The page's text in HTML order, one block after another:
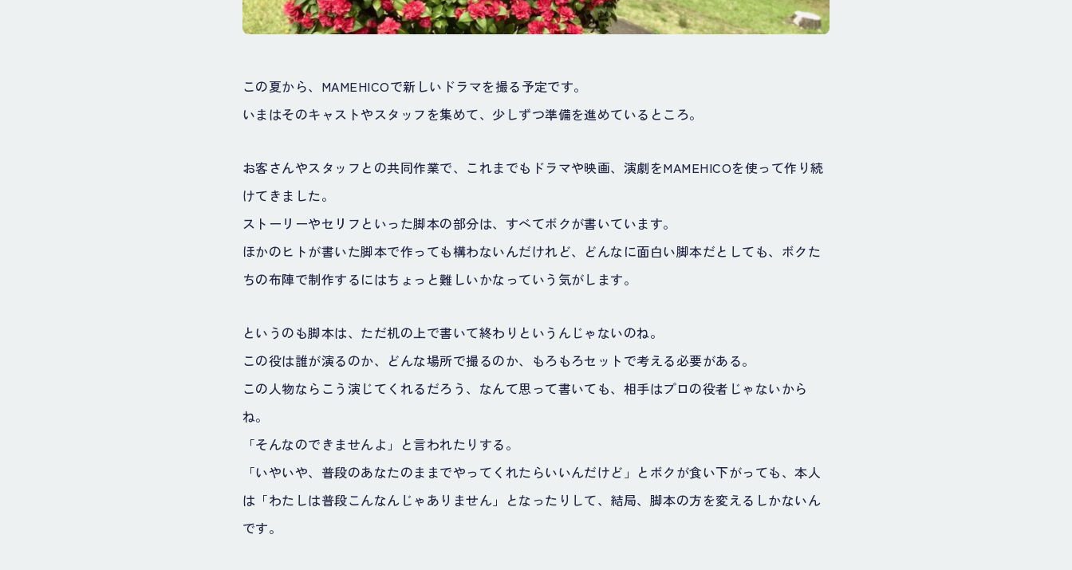
この夏から、MAMEHICOで新しいドラマを撮る予定です。
いまはそのキャストやスタッフを集めて、少しずつ準備を進めているところ。
お客さんやスタッフとの共同作業で、これまでもドラマや映画、演劇をMAMEHICOを使って作り続
けてきました。
ストーリーやセリフといった脚本の部分は、すべてボクが書いています。
ほかのヒトが書いた脚本で作っても構わないんだけれど、どんなに面白い脚本だとしても、ボクた
ちの布陣で制作するにはちょっと難しいかなっていう気がします。
というのも脚本は、ただ机の上で書いて終わりというんじゃないのね。
この役は誰が演るのか、どんな場所で撮るのか、もろもろセットで考える必要がある。
この人物ならこう演じてくれるだろう、なんて思って書いても、相手はプロの役者じゃないから
ね。
「そんなのできませんよ」と言われたりする。
「いやいや、普段のあなたのままでやってくれたらいいんだけど」とボクが食い下がっても、本人
は「わたしは普段こんなんじゃありません」となったりして、結局、脚本の方を変えるしかないん
です。